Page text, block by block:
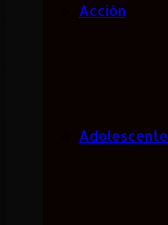
Acción
Adolescente